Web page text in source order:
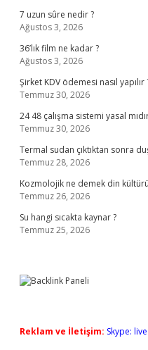
7 uzun sûre nedir ?
Ağustos 3, 2026
36’lık film ne kadar ?
Ağustos 3, 2026
Şirket KDV ödemesi nasıl yapılır
Temmuz 30, 2026
24 48 çalışma sistemi yasal
Temmuz 30, 2026
Termal sudan çıktıktan sonra
Temmuz 28, 2026
Kozmolojik ne demek din
Temmuz 26, 2026
Su hangi sıcakta kaynar ?
Temmuz 25, 2026
Reklam ve İletişim: Skype: